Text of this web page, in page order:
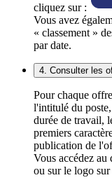
cliquez sur :
Vous avez
« classement »
par date.
4. Consulter les
Pour chaque
l'intitulé du
durée de travail,
premiers
publication de
Vous accédez
ou sur le logo